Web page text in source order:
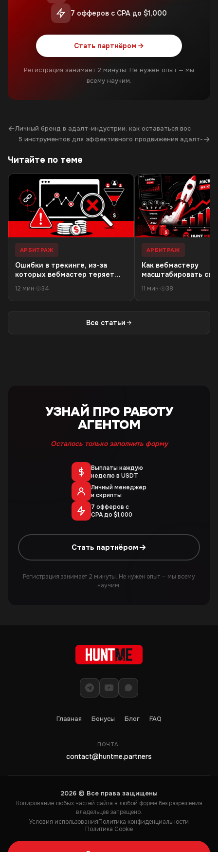
7 офферов с CPA до $1,000
Стать партнёром
Регистрация занимает 2 минуты. Не нужен опыт — мы
всему научим.
←Личный бренд в адалт-индустрии: как оставаться вос
5 инструментов для эффективного продвижения адалт-→
Читайте по теме
АРБИТРАЖ
Ошибки в трекинге, из-за
которых вебмастер теряет
12 мин· 34
АРБИТРАЖ
Как вебмастеру
масштабировать
трафика
11 мин· 38
Все статьи
УЗНАЙ ПРО РАБОТУ
АГЕНТОМ
Осталось только заполнить форму
Выплаты каждую
неделю в USDT
Личный менеджер
и скрипты
7 офферов с
CPA до $1,000
Стать партнёром
Регистрация занимает 2 минуты. Не нужен опыт — мы всему
научим.
Главная Бонусы Блог FAQ
ПОЧТА:
contact@huntme.partners
2026 © Все права защищены
Копирование любых частей сайта в любой форме без разрешения
владельцев запрещено.
Условия использованияПолитика конфиденциальности
Политика Cookie